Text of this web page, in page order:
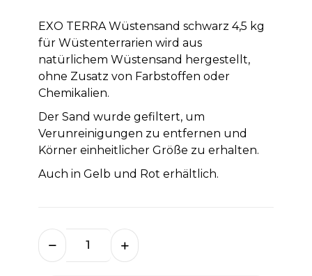
EXO TERRA Wüstensand schwarz 4,5 kg
für Wüstenterrarien wird aus
natürlichem Wüstensand hergestellt,
ohne Zusatz von Farbstoffen oder
Chemikalien.
Der Sand wurde gefiltert, um
Verunreinigungen zu entfernen und
Körner einheitlicher Größe zu erhalten.
Auch in Gelb und Rot erhältlich.